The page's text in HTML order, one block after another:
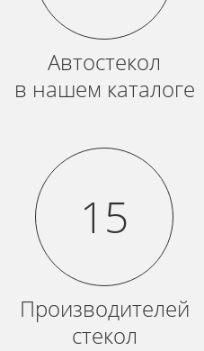
Автостекол
в нашем каталоге
15
Производителей
стекол